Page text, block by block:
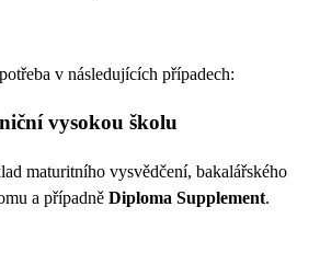
v následujících případech:
vysokou školu
maturitního vysvědčení, bakalářského
a případně Diploma Supplement.